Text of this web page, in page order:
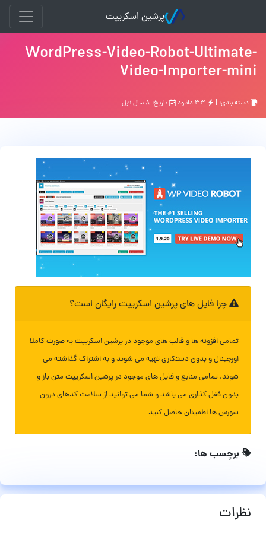
پرشین اسکریپت
WordPress-Video-Robot-Ultimate-
Video-Importer-mini
دسته بندی: | تاریخ: ۸ سال قبل
چرا فایل های پرشین اسکریپت رایگان است؟
تمامی افزونه ها و قالب های موجود در پرشین اسکریپت به صورت کاملا
اورجینال و بدون دستکاری تهیه می شوند و به اشتراک گذاشته می
شوند. تمامی منابع و فایل های موجود در پرشین اسکریپت متن باز و
بدون قفل گذاری می باشد و شما می توانید از سلامت کدهای درون
سورس ها اطمینان حاصل کنید
برچسب ها:
نظرات